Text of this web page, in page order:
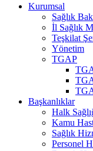
Kurumsal
Sağlık
İl Sağlık
Teşkilat
Yönetim
TGAP
Başkanlıklar
Halk
Kamu
Sağlık
Personel